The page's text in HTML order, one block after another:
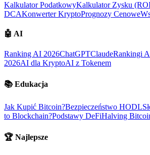
Kalkulator PodatkowyKalkulator Zysku
DCAKonwerter KryptoPrognozy Cenowe
🤖 AI
Ranking AI 2026ChatGPTClaudeRankingi
2026AI dla KryptoAI z Tokenem
📚 Edukacja
Jak Kupić Bitcoin?Bezpieczeństwo HODL
to Blockchain?Podstawy DeFiHalving
🏆 Najlepsze